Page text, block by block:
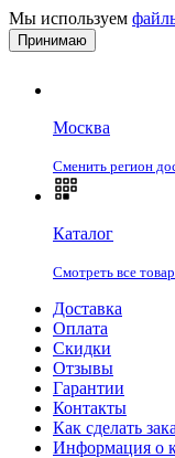
Мы используем
Принимаю
Москва
Сменить регион
Каталог
Смотреть все
Доставка
Оплата
Скидки
Отзывы
Гарантии
Контакты
Как сделать
Информация о